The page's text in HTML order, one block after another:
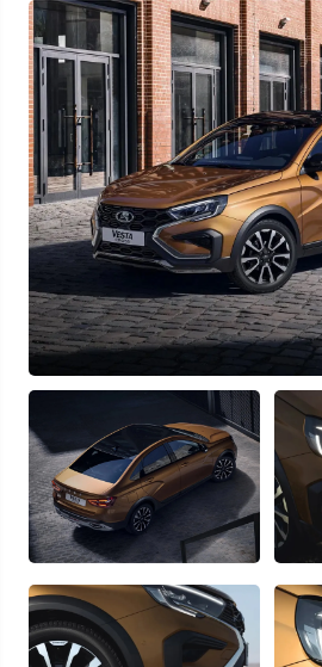
Узнать
Отправляя данную форму Вы даете
персональных данных